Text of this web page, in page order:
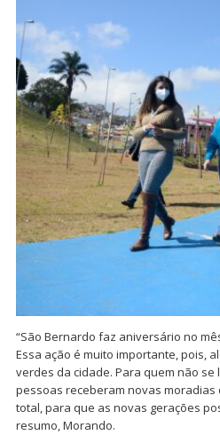
“São Bernardo faz aniversário no
Essa ação é muito importante, pois,
verdes da cidade. Para quem não
pessoas receberam novas
total, para que as novas gerações
resumo, Morando.